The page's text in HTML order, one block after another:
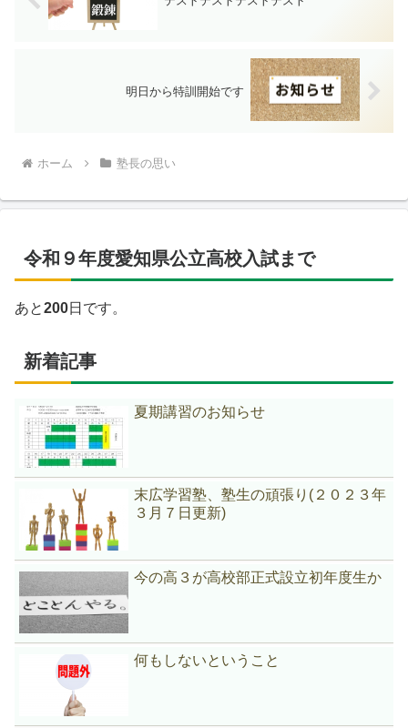
明日から特訓開始です
ホーム 塾長の思い
令和９年度愛知県公立高校入試まで
あと200日です。
新着記事
夏期講習のお知らせ
末広学習塾、塾生の頑張り(２０２３年
３月７日更新)
今の高３が高校部正式設立初年度生か
何もしないということ